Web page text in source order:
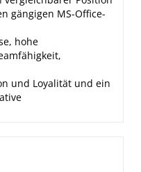
gängigen MS-Office-
hohe
und Loyalität und ein